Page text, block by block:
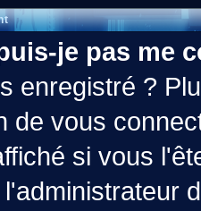
je pas me
enregistré ?
de vous
si vous